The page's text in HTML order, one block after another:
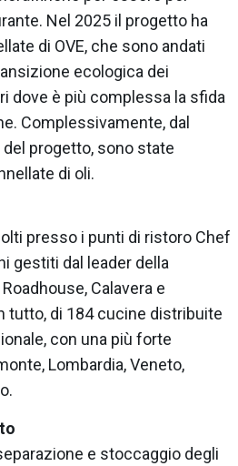
Nel 2025 il progetto ha
di OVE, che sono andati
ecologica dei
dove è più complessa la sfida
Complessivamente, dal
progetto, sono state
di oli.
presso i punti di ristoro Chef
gestiti dal leader della
Calavera e
tutto, di 184 cucine distribuite
con una più forte
Lombardia, Veneto,
e stoccaggio degli